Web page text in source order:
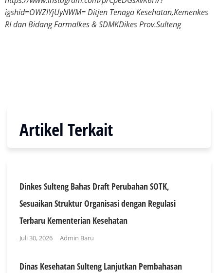
igshid=OWZlYjUyNWM= Ditjen Tenaga Kesehatan,Kemenkes
RI dan Bidang Farmalkes & SDMKDikes Prov.Sulteng
Artikel Terkait
Dinkes Sulteng Bahas Draft Perubahan SOTK,
Sesuaikan Struktur Organisasi dengan Regulasi
Terbaru Kementerian Kesehatan
Juli 30, 2026 Admin Baru
Dinas Kesehatan Sulteng Lanjutkan Pembahasan